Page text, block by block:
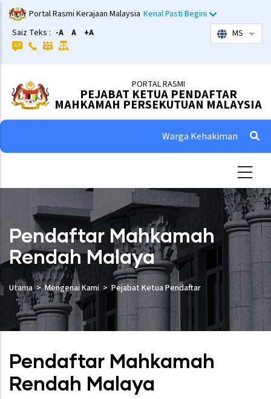
Skip
to
main
content
Portal Rasmi Kerajaan Malaysia Kenal Pasti Begini
Saiz Teks : -A A +A MS List
PORTAL RASMI
PEJABAT KETUA PENDAFTAR
MAHKAMAH PERSEKUTUAN MALAYSIA
Warga Kehakiman
Pendaftar Mahkamah
Rendah Malaya
Utama Mengenai Kami Pejabat Ketua Pendaftar
Pendaftar Mahkamah
Rendah Malaya